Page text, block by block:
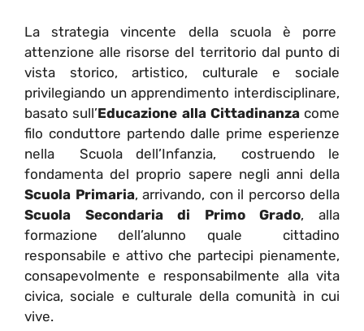
La strategia vincente della scuola è porre
attenzione alle risorse del territorio dal punto di
vista storico, artistico, culturale e sociale
privilegiando un apprendimento interdisciplinare,
basato sull’Educazione alla Cittadinanzacome
filo conduttore partendo dalle prime esperienze
nella Scuola dell’Infanzia, costruendo le
fondamenta del proprio sapere negli anni della
Scuola Primaria, arrivando, con il percorso della
Scuola Secondaria di Primo Grado, alla
formazione dell’alunno quale cittadino
responsabile e attivo che partecipi pienamente,
consapevolmente e responsabilmente alla vita
civica, sociale e culturale della comunità in cui
vive.